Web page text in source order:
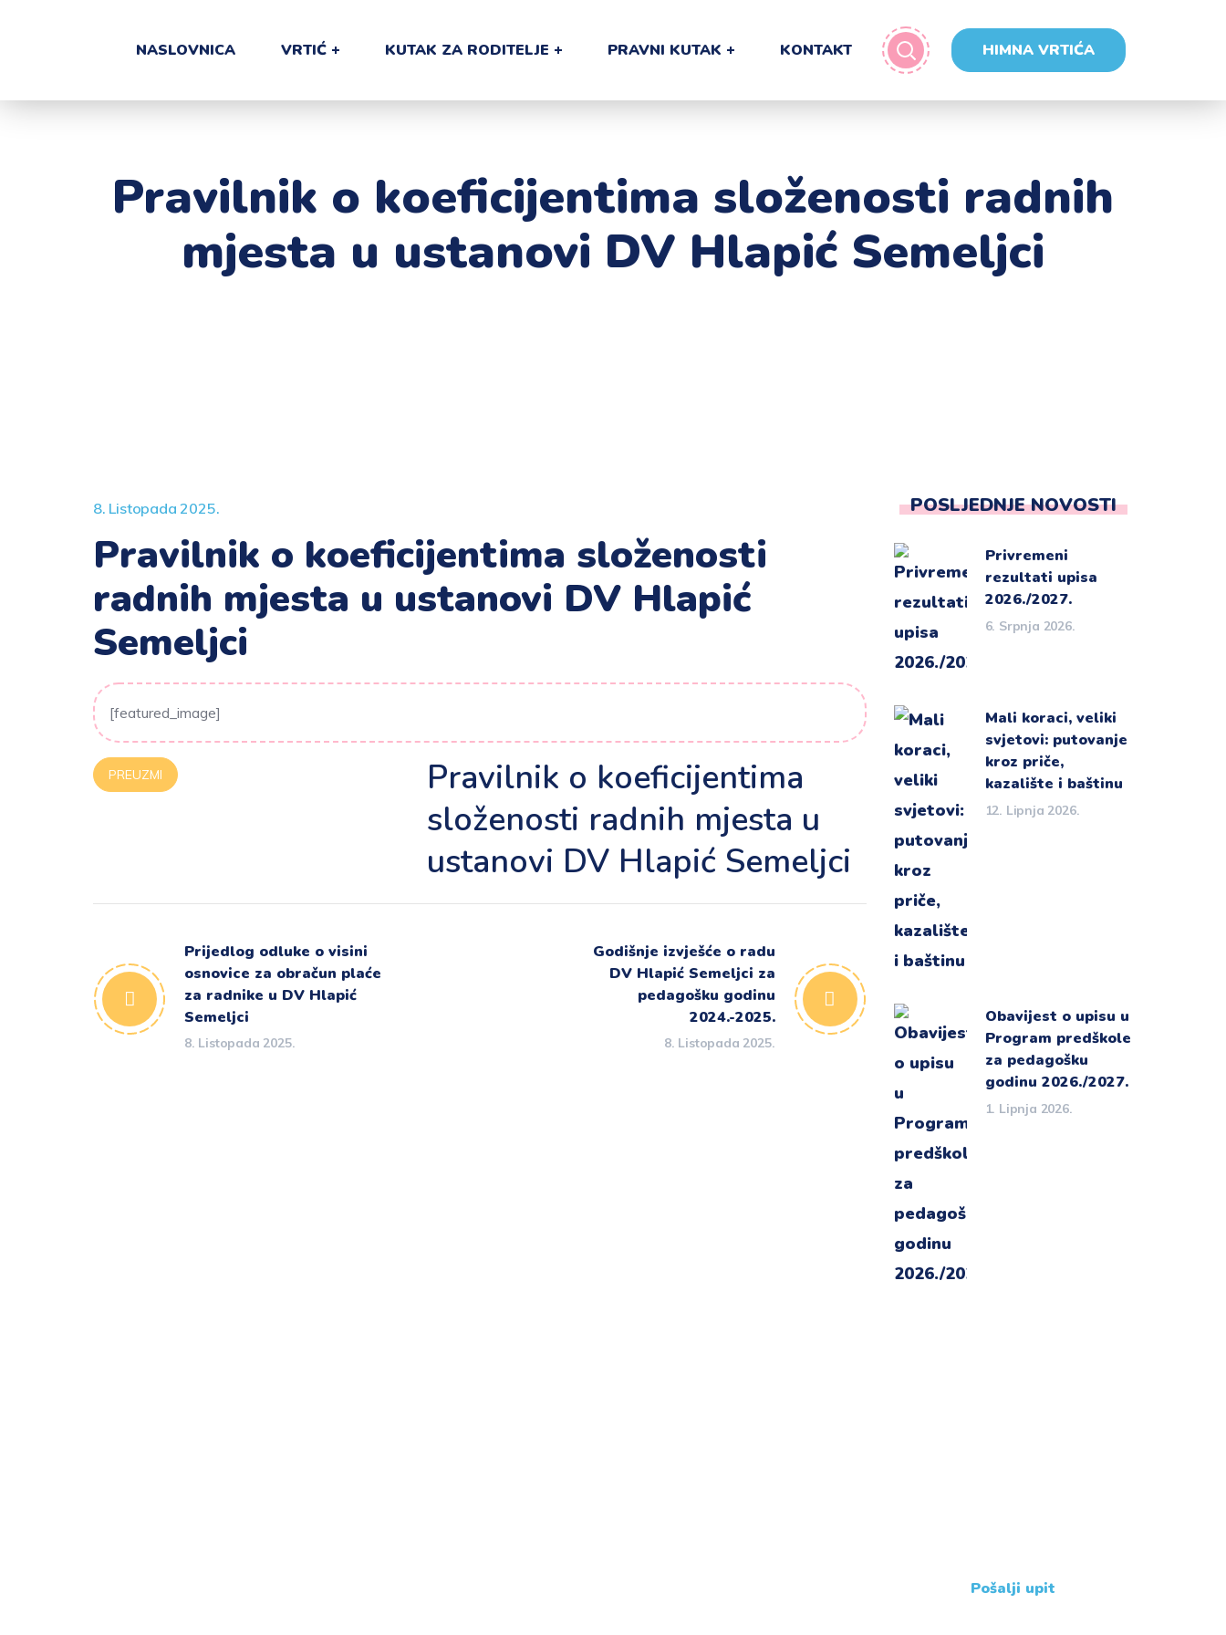
NASLOVNICA VRTIĆ KUTAK ZA RODITELJE PRAVNI KUTAK KONTAKT HIMNA VRTIĆA
Pravilnik o koeficijentima složenosti radnih
mjesta u ustanovi DV Hlapić Semeljci
8. Listopada 2025.
Pravilnik o koeficijentima složenosti
radnih mjesta u ustanovi DV Hlapić
Semeljci
[featured_image]
PREUZMI
Pravilnik o koeficijentima
složenosti radnih mjesta u
ustanovi DV Hlapić Semeljci
Prijedlog odluke o visini
osnovice za obračun plaće
za radnike u DV Hlapić
Semeljci
8. Listopada 2025.
Godišnje izvješće o radu
DV Hlapić Semeljci za
pedagošku godinu
2024.-2025.
8. Listopada 2025.
POSLJEDNJE NOVOSTI
Privremeni
rezultati upisa
2026./2027.
6. Srpnja 2026.
Mali koraci, veliki
svjetovi: putovanje
kroz priče,
kazalište i baštinu
12. Lipnja 2026.
Obavijest o upisu u
Program predškole
za pedagošku
godinu 2026./2027.
1. Lipnja 2026.
Pošalji upit